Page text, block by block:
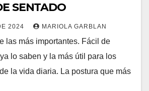
SENTADO
2024 MARIOLA GARBLAN
las más importantes. Fácil de
lo saben y la más útil para los
la vida diaria. La postura que más